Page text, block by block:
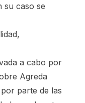
su caso se
a cabo por
Agreda
parte de las